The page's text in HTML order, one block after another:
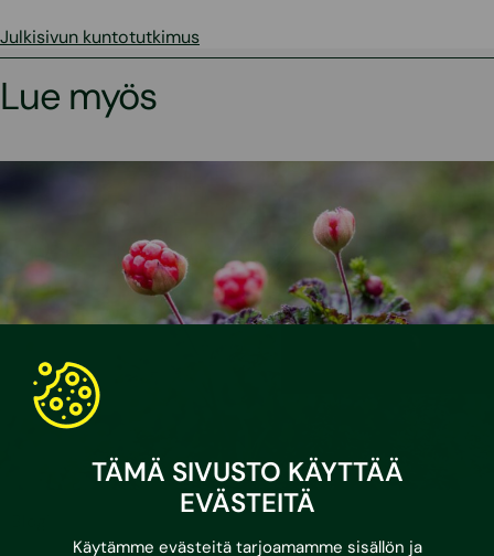
TÄMÄ SIVUSTO KÄYTTÄÄ
EVÄSTEITÄ
Käytämme evästeitä tarjoamamme sisällön ja
Julkisivun kuntotutkimus
Lue myös